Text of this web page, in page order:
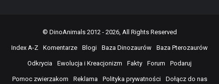
© DinoAnimals2012 - 2026, All Rights Reserved
Index A-Z Komentarze Blogi Baza Dinozaurów Baza Pterozaurów
Odkrycia Ewolucja i Kreacjonizm Fakty Forum Podaruj
Pomoc zwierzakom Reklama Polityka prywatności Dołącz do nas